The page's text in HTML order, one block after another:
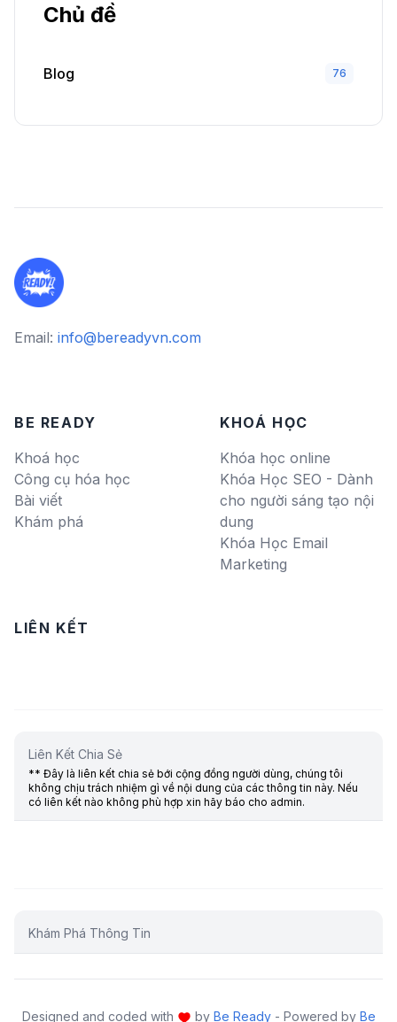
Chủ đề
Blog 76
Email: info@bereadyvn.com
BE READY
Khoá học
Công cụ hóa học
Bài viết
Khám phá
KHOÁ HỌC
Khóa học online
Khóa Học SEO - Dành
cho người sáng tạo nội
dung
Khóa Học Email
Marketing
LIÊN KẾT
Liên Kết Chia Sẻ
** Đây là liên kết chia sẻ bới cộng đồng người dùng, chúng tôi
không chịu trách nhiệm gì về nội dung của các thông tin này. Nếu
có liên kết nào không phù hợp xin hãy báo cho admin.
Khám Phá Thông Tin
Designed and coded with by Be Ready- Powered by Be